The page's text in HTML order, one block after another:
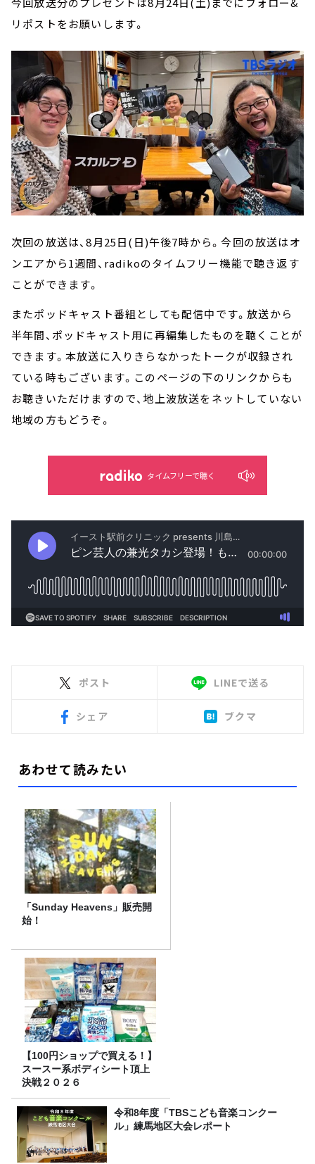
リポストをお願いします。
次回の放送は、8月25日(日)午後7時から。今回の放送はオ
ンエアから1週間、radikoのタイムフリー機能で聴き返す
ことができます。
またポッドキャスト番組としても配信中です。放送から
半年間、ポッドキャスト用に再編集したものを聴くことが
できます。本放送に入りきらなかったトークが収録され
ている時もございます。このページの下のリンクからも
お聴きいただけますので、地上波放送をネットしていない
地域の方もどうぞ。
タイムフリーで聴く
ポスト LINEで送る
シェア ブクマ
あわせて読みたい
「Sunday Heavens」販売開
始！
【100円ショップで買える！】
スースー系ボディシート頂上
決戦２０２６
令和8年度「TBSこども音楽コンクー
ル」練馬地区大会レポート